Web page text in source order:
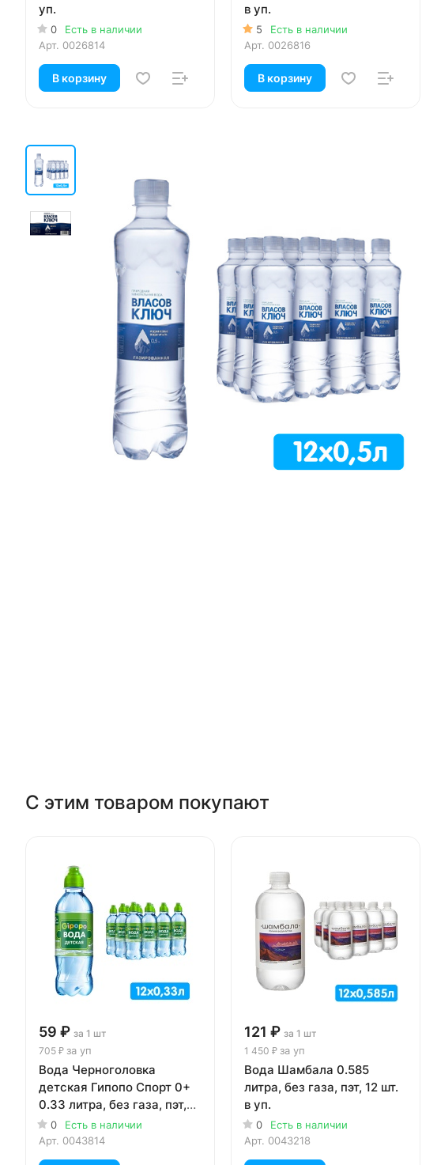
уп.
0
Есть в наличии
Арт. 0026814
В корзину
в уп.
5
Есть в наличии
Арт. 0026816
В корзину
С этим товаром покупают
59 ₽ за 1 шт
705 ₽ за уп
Вода Черноголовка
детская Гипопо Спорт 0+
0.33 литра, без газа, пэт,
12 шт. в уп.
0
Есть в наличии
Арт. 0043814
121 ₽ за 1 шт
1 450 ₽ за уп
Вода Шамбала 0.585
литра, без газа, пэт, 12 шт.
в уп.
0
Есть в наличии
Арт. 0043218